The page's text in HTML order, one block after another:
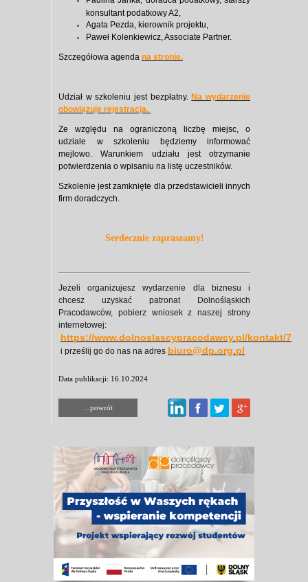
konsultant podatkowy A2,
Agata Pezda, kierownik projektu,
​Paweł Kolenkiewicz, Associate Partner.
Szczegółowa agenda na stronie.
​Udział w szkoleniu jest bezpłatny.​​ Na wydarzenie
obowiązuje rejestracja.
​Ze względu na ograniczoną liczbę miejsc, o
udziale w szkoleniu będziemy informować
mejlowo. Warunkiem udziału jest otrzymanie
potwierdzenia o wpisaniu na listę uczestników.
Szkolenie jest zamknięte dla przedstawicieli innych
firm doradczych.​​​
Serdecznie zapraszamy!
Jeżeli organizujesz wydarzenie dla biznesu i
chcesz uzyskać patronat Dolnośląskich
Pracodawców, pobierz wniosek z naszej strony
internetowej:
https://www.dolnoslascypracodawcy.pl/kontakt/7
i prześlij go do nas na adres biuro@dp.org.pl
Data publikacji: 16.10.2024
...powrót